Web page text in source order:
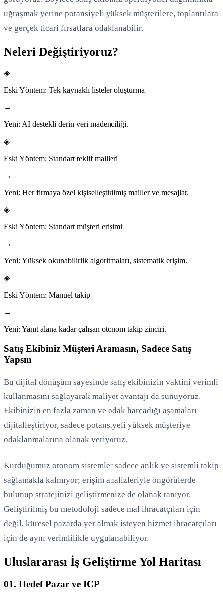
uğraşmak yerine potansiyeli yüksek müşterilere, toplantılara
ve gerçek ticari fırsatlara odaklanabilir.
Neleri Değiştiriyoruz?
◈
Eski Yöntem: Tek kaynaklı listeler oluşturma
→
Yeni: AI destekli derin veri madenciliği.
◈
Eski Yöntem: Standart teklif mailleri
→
Yeni: Her firmaya özel kişiselleştirilmiş mailler ve mesajlar.
◈
Eski Yöntem: Standart müşteri erişimi
→
Yeni: Yüksek okunabilirlik algoritmaları, sistematik erişim.
◈
Eski Yöntem: Manuel takip
→
Yeni: Yanıt alana kadar çalışan otonom takip zinciri.
Satış Ekibiniz Müşteri Aramasın, Sadece Satış
Yapsın
Bu dijital dönüşüm sayesinde satış ekibinizin vaktini verimli
kullanmasını sağlayarak maliyet avantajı da sunuyoruz.
Ekibinizin en fazla zaman ve odak harcadığı aşamaları
dijitalleştiriyor, sadece potansiyeli yüksek müşteriye
odaklanmalarına olanak veriyoruz.
Kurduğumuz otonom sistemler sadece anlık ve sistemli takip
sağlamakla kalmıyor; erişim analizleriyle öngörülerde
bulunup stratejinizi geliştirmenize de olanak tanıyor.
Geliştirilmiş bu metodoloji sadece mal ihracatçıları için
değil, küresel pazarda yer almak isteyen hizmet ihracatçıları
için de aynı verimlilikle uygulanabiliyor.
Uluslararası İş Geliştirme Yol Haritası
01. Hedef Pazar ve ICP